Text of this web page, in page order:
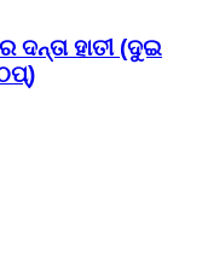
ଦନ୍ତା ହାତୀ (ଦୁଇ